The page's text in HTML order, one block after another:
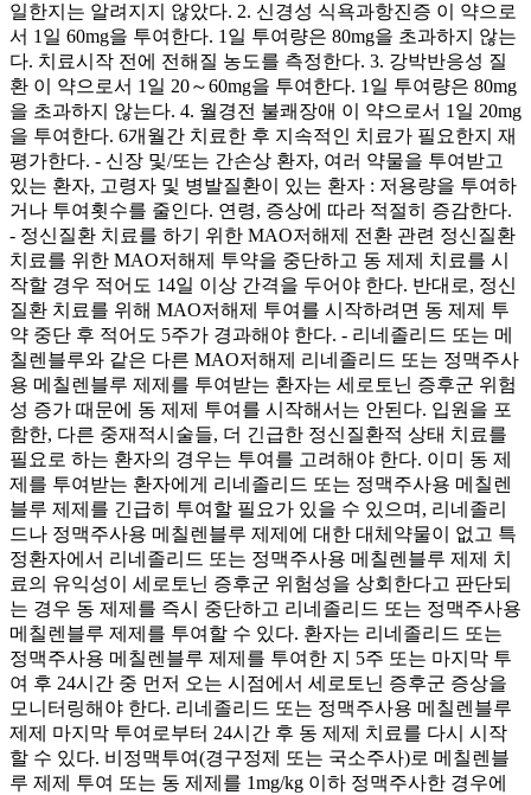
일한지는 알려지지 않았다. 2. 신경성 식욕과항진증 이 약으로
서 1일 60mg을 투여한다. 1일 투여량은 80mg을 초과하지 않는
다. 치료시작 전에 전해질 농도를 측정한다. 3. 강박반응성 질
환 이 약으로서 1일 20～60mg을 투여한다. 1일 투여량은 80mg
을 초과하지 않는다. 4. 월경전 불쾌장애 이 약으로서 1일 20mg
을 투여한다. 6개월간 치료한 후 지속적인 치료가 필요한지 재
평가한다. - 신장 및/또는 간손상 환자, 여러 약물을 투여받고
있는 환자, 고령자 및 병발질환이 있는 환자 : 저용량을 투여하
거나 투여횟수를 줄인다. 연령, 증상에 따라 적절히 증감한다.
- 정신질환 치료를 하기 위한 MAO저해제 전환 관련 정신질환
치료를 위한 MAO저해제 투약을 중단하고 동 제제 치료를 시
작할 경우 적어도 14일 이상 간격을 두어야 한다. 반대로, 정신
질환 치료를 위해 MAO저해제 투여를 시작하려면 동 제제 투
약 중단 후 적어도 5주가 경과해야 한다. - 리네졸리드 또는 메
칠렌블루와 같은 다른 MAO저해제 리네졸리드 또는 정맥주사
용 메칠렌블루 제제를 투여받는 환자는 세로토닌 증후군 위험
성 증가 때문에 동 제제 투여를 시작해서는 안된다. 입원을 포
함한, 다른 중재적시술들, 더 긴급한 정신질환적 상태 치료를
필요로 하는 환자의 경우는 투여를 고려해야 한다. 이미 동 제
제를 투여받는 환자에게 리네졸리드 또는 정맥주사용 메칠렌
블루 제제를 긴급히 투여할 필요가 있을 수 있으며, 리네졸리
드나 정맥주사용 메칠렌블루 제제에 대한 대체약물이 없고 특
정환자에서 리네졸리드 또는 정맥주사용 메칠렌블루 제제 치
료의 유익성이 세로토닌 증후군 위험성을 상회한다고 판단되
는 경우 동 제제를 즉시 중단하고 리네졸리드 또는 정맥주사용
메칠렌블루 제제를 투여할 수 있다. 환자는 리네졸리드 또는
정맥주사용 메칠렌블루 제제를 투여한 지 5주 또는 마지막 투
여 후 24시간 중 먼저 오는 시점에서 세로토닌 증후군 증상을
모니터링해야 한다. 리네졸리드 또는 정맥주사용 메칠렌블루
제제 마지막 투여로부터 24시간 후 동 제제 치료를 다시 시작
할 수 있다. 비정맥투여(경구정제 또는 국소주사)로 메칠렌블
루 제제 투여 또는 동 제제를 1mg/kg 이하 정맥주사한 경우에